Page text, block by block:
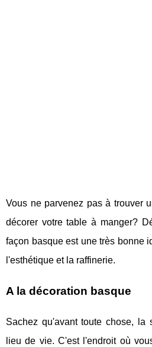
Vous ne parvenez pas à trouver
décorer votre table à manger?
façon basque est une très bonne
l'esthétique et la raffinerie.
A la décoration basque
Sachez qu'avant toute chose, la
lieu de vie. C'est l'endroit où